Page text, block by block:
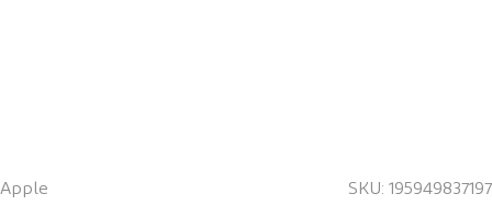
Apple SKU: 195949837197